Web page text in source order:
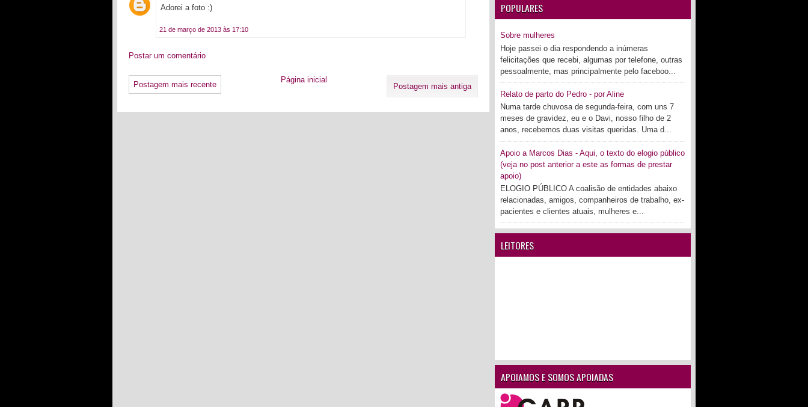
Adorei a foto :)
21 de março de 2013 às 17:10
Postar um comentário
Postagem mais recente Postagem mais antiga
Página inicial
POPULARES
Sobre mulheres
Hoje passei o dia respondendo a inúmeras
felicitações que recebi, algumas por telefone, outras
pessoalmente, mas principalmente pelo faceboo...
Relato de parto do Pedro - por Aline
Numa tarde chuvosa de segunda-feira, com uns 7
meses de gravidez, eu e o Davi, nosso filho de 2
anos, recebemos duas visitas queridas. Uma d...
Apoio a Marcos Dias - Aqui, o texto do elogio público
(veja no post anterior a este as formas de prestar
apoio)
ELOGIO PÚBLICO A coalisão de entidades abaixo
relacionadas, amigos, companheiros de trabalho, ex-
pacientes e clientes atuais, mulheres e...
LEITORES
APOIAMOS E SOMOS APOIADAS